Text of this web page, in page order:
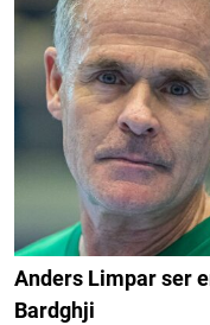
Anders Limpar ser
Bardghji